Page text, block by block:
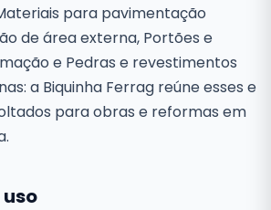
para pavimentação
de área externa, Portões e
e Pedras e revestimentos
a Biquinha Ferrag reúne esses e
para obras e reformas em